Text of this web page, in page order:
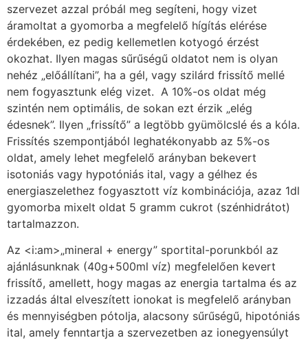
szervezet azzal próbál meg segíteni, hogy vizet
áramoltat a gyomorba a megfelelő hígítás elérése
érdekében, ez pedig kellemetlen kotyogó érzést
okozhat. Ilyen magas sűrűségű oldatot nem is olyan
nehéz „előállítani”, ha a gél, vagy szilárd frissítő mellé
nem fogyasztunk elég vizet. A 10%-os oldat még
szintén nem optimális, de sokan ezt érzik „elég
édesnek”. Ilyen „frissítő” a legtöbb gyümölcslé és a kóla.
Frissítés szempontjából leghatékonyabb az 5%-os
oldat, amely lehet megfelelő arányban bekevert
isotoniás vagy hypotóniás ital, vagy a gélhez és
energiaszelethez fogyasztott víz kombinációja, azaz 1dl
gyomorba mixelt oldat 5 gramm cukrot (szénhidrátot)
tartalmazzon.
Az <i:am>„mineral + energy” sportital-porunkból az
ajánlásunknak (40g+500ml víz) megfelelően kevert
frissítő, amellett, hogy magas az energia tartalma és az
izzadás által elveszített ionokat is megfelelő arányban
és mennyiségben pótolja, alacsony sűrűségű, hipotóniás
ital, amely fenntartja a szervezetben az ionegyensúlyt